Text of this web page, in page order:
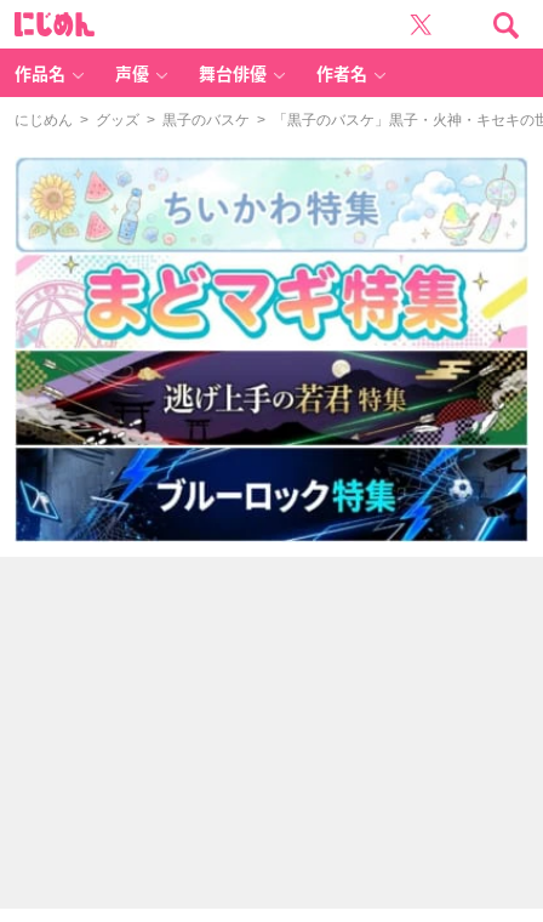
作品名 声優 舞台俳優 作者名
にじめん > グッズ > 黒子のバスケ > 「黒子のバスケ」黒子・火神・キセキの